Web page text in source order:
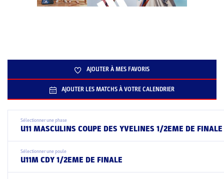
AJOUTER À MES FAVORIS
AJOUTER LES MATCHS À VOTRE CALENDRIER
Sélectionner une phase
U11 MASCULINS COUPE DES YVELINES 1/2EME DE FINALE
Sélectionner une poule
U11M CDY 1/2EME DE FINALE